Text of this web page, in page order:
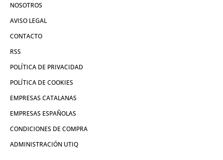
NOSOTROS
AVISO LEGAL
CONTACTO
RSS
POLÍTICA DE PRIVACIDAD
POLÍTICA DE COOKIES
EMPRESAS CATALANAS
EMPRESAS ESPAÑOLAS
CONDICIONES DE COMPRA
ADMINISTRACIÓN UTIQ